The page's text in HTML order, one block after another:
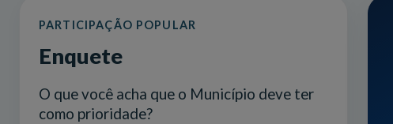
PARTICIPAÇÃO POPULAR
Enquete
O que você acha que o Município deve ter
como prioridade?